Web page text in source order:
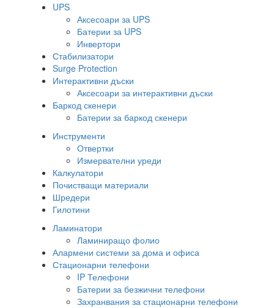
UPS
Аксесоари за UPS
Батерии за UPS
Инвертори
Стабилизатори
Surge Protection
Интерактивни дъски
Аксесоари за интерактивни дъски
Баркод скенери
Батерии за баркод скенери
Инструменти
Отвертки
Измервателни уреди
Калкулатори
Почистващи материали
Шредери
Гилотини
Ламинатори
Ламиниращо фолио
Алармени системи за дома и офиса
Стационарни телефони
IP Телефони
Батерии за безжични телефони
Захранвания за стационарни телефони